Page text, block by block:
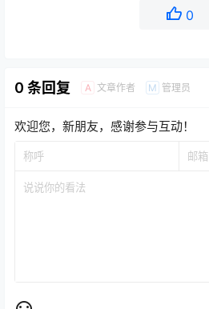
0
0 条回复 A 文章作者 M 管理员
欢迎您，新朋友，感谢参与互动！